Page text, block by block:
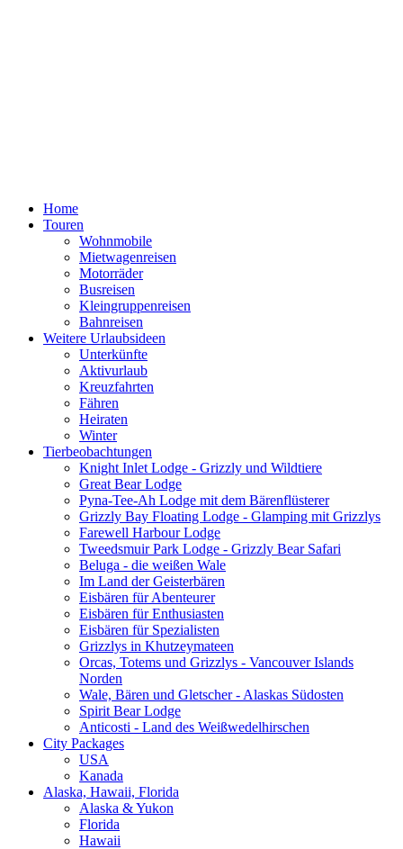
Home
Touren
Wohnmobile
Mietwagenreisen
Motorräder
Busreisen
Kleingruppenreisen
Bahnreisen
Weitere Urlaubsideen
Unterkünfte
Aktivurlaub
Kreuzfahrten
Fähren
Heiraten
Winter
Tierbeobachtungen
Knight Inlet Lodge - Grizzly und Wildtiere
Great Bear Lodge
Pyna-Tee-Ah Lodge mit dem Bärenflüsterer
Grizzly Bay Floating Lodge - Glamping mit Grizzlys
Farewell Harbour Lodge
Tweedsmuir Park Lodge - Grizzly Bear Safari
Beluga - die weißen Wale
Im Land der Geisterbären
Eisbären für Abenteurer
Eisbären für Enthusiasten
Eisbären für Spezialisten
Grizzlys in Khutzeymateen
Orcas, Totems und Grizzlys - Vancouver Islands
Norden
Wale, Bären und Gletscher - Alaskas Südosten
Spirit Bear Lodge
Anticosti - Land des Weißwedelhirschen
City Packages
USA
Kanada
Alaska, Hawaii, Florida
Alaska & Yukon
Florida
Hawaii